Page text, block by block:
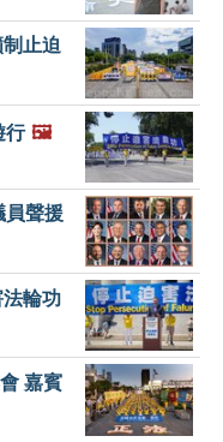
止迫
行 🖼️
員聲援
輪功
嘉賓